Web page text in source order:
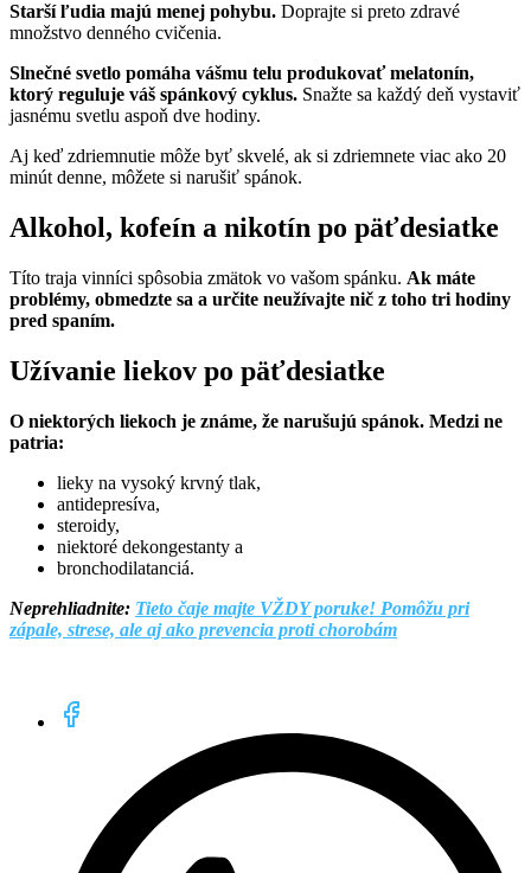
Starší ľudia majú menej pohybu. Doprajte si preto zdravé
množstvo denného cvičenia.
Slnečné svetlo pomáha vášmu telu produkovať melatonín,
ktorý reguluje váš spánkový cyklus. Snažte sa každý deň vystaviť
jasnému svetlu aspoň dve hodiny.
Aj keď zdriemnutie môže byť skvelé, ak si zdriemnete viac ako 20
minút denne, môžete si narušiť spánok.
Alkohol, kofeín a nikotín po päťdesiatke
Títo traja vinníci spôsobia zmätok vo vašom spánku. Ak máte
problémy, obmedzte sa a určite neužívajte nič z toho tri hodiny
pred spaním.
Užívanie liekov po päťdesiatke
O niektorých liekoch je známe, že narušujú spánok. Medzi ne
patria:
lieky na vysoký krvný tlak,
antidepresíva,
steroidy,
niektoré dekongestanty a
bronchodilatanciá.
Neprehliadnite: Tieto čaje majte VŽDY poruke! Pomôžu pri
zápale, strese, ale aj ako prevencia proti chorobám